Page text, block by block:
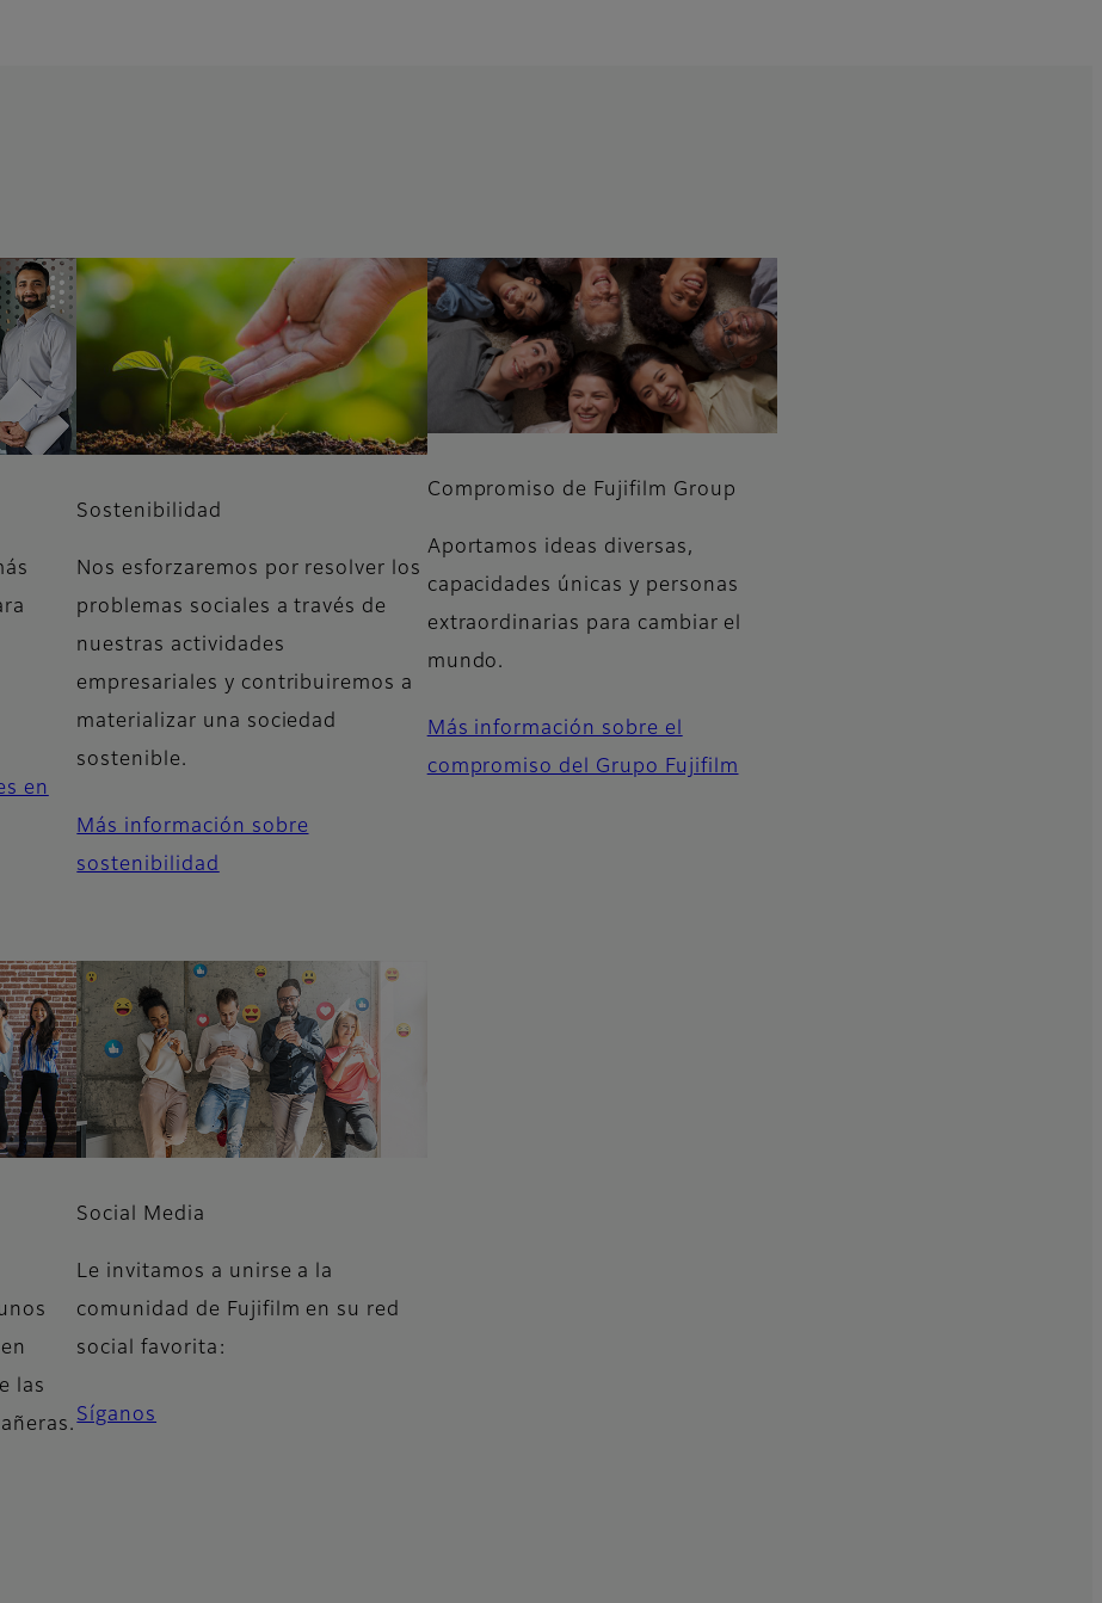
en
Sostenibilidad
Nos esforzaremos por resolver los
problemas sociales a través de
nuestras actividades
empresariales y contribuiremos a
materializar una sociedad
sostenible.
Más información sobre
sostenibilidad
Compromiso de Fujifilm Group
Aportamos ideas diversas,
capacidades únicas y personas
extraordinarias para cambiar el
mundo.​​​
Más información sobre el
compromiso del Grupo Fujifilm
las
Social Media
Le invitamos a unirse a la
comunidad de Fujifilm en su red
social favorita:
Síganos